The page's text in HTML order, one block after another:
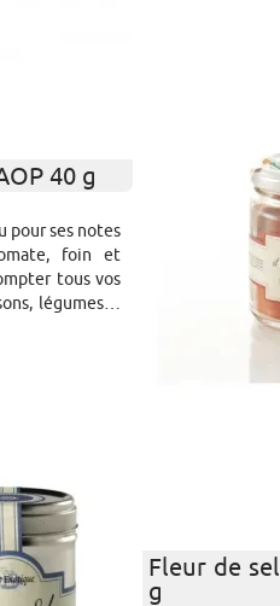
40 g
pour ses notes
foin et
tous vos
légumes…
Fleur de
g